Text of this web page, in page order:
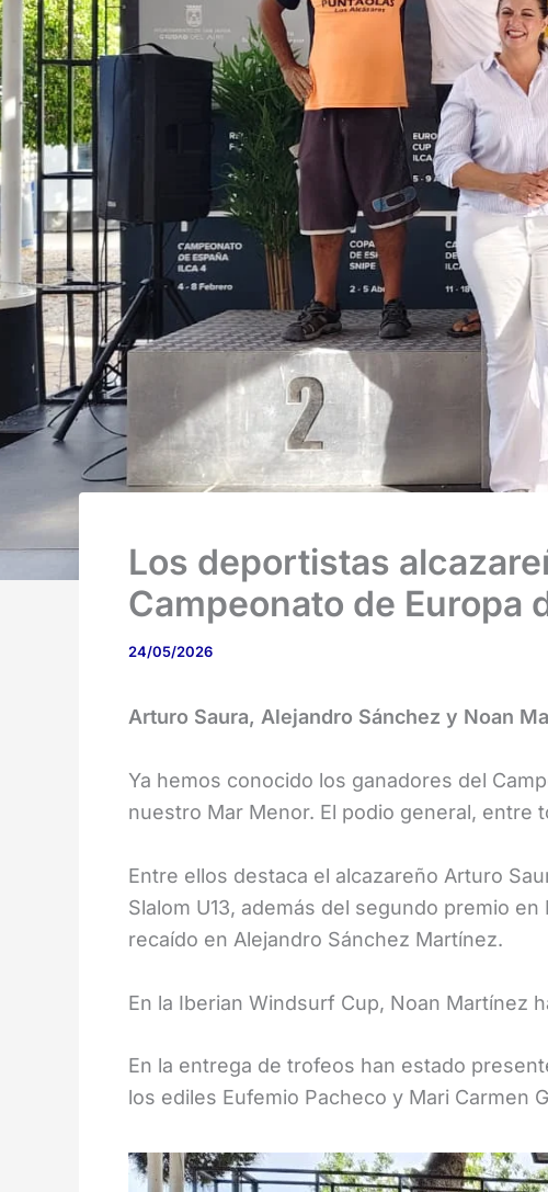
Los deportistas
Campeonato de Europa
24/05/2026
Arturo Saura, Alejandro Sánchez y Noan
Ya hemos conocido los ganadores del
nuestro Mar Menor. El podio general, entre
Entre ellos destaca el alcazareño Arturo
Slalom U13, además del segundo premio
recaído en Alejandro Sánchez Martínez.
En la Iberian Windsurf Cup, Noan Martínez
En la entrega de trofeos han estado
los ediles Eufemio Pacheco y Mari Carmen